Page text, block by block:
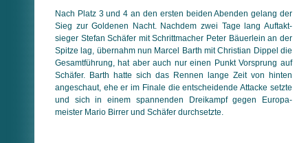
Nach Platz 3 und 4 an den ersten beiden Abenden gelang der
Sieg zur Goldenen Nacht. Nachdem zwei Tage lang Auf­takt­
sieger Stefan Schäfer mit Schrittmacher Peter Bäuerlein an der
Spitze lag, übernahm nun Marcel Barth mit Christian Dippel die
Gesamtführung, hat aber auch nur einen Punkt Vorsprung auf
Schäfer. Barth hatte sich das Rennen lange Zeit von hinten
angeschaut, ehe er im Finale die entscheidende Attacke setzte
und sich in einem spannenden Dreikampf gegen Europa­
meister Mario Birrer und Schäfer durchsetzte.